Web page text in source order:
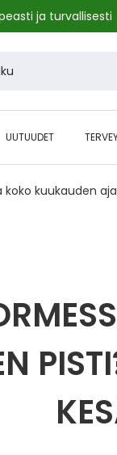
ja turvallisesti
UUTUUDET
kuukauden